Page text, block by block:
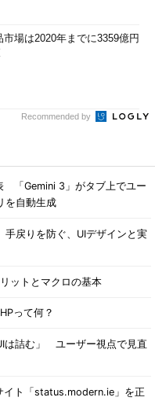
場は2020年までに3359億円
Recommended by
「Gemini 3」がタブ上でユー
を自動生成
戻りを防ぐ、UIデザインと実
ットとマクロの基本
って何？
は詰む」 ユーザー視点で見直
イト「status.modern.ie」を正